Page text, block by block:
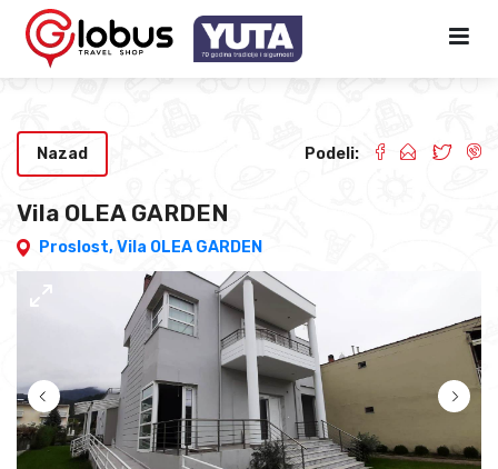
Vila OLEA GARDEN
Proslost,Vila OLEA GARDEN
Nazad Podeli: